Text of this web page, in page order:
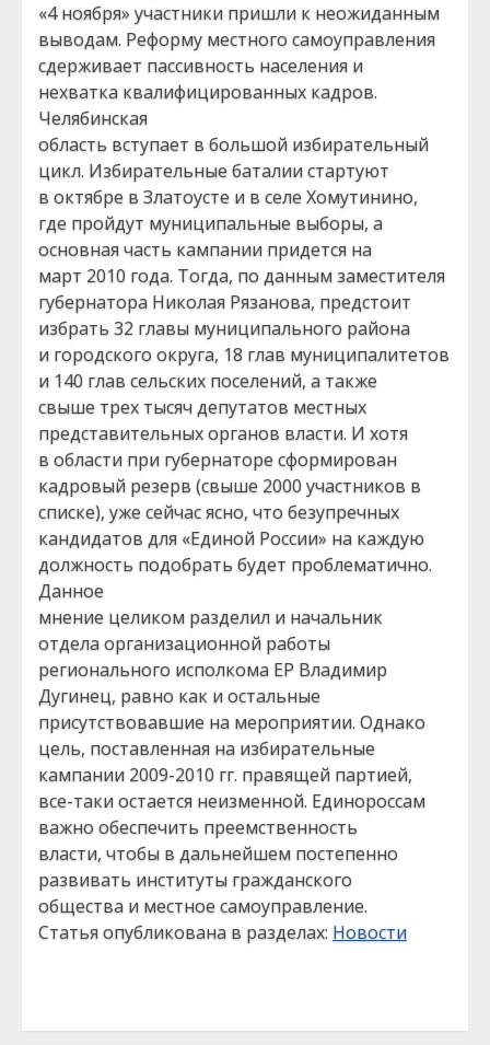
«4 ноября» участники пришли к неожиданным
выводам. Реформу местного самоуправления
сдерживает пассивность населения и
нехватка квалифицированных кадров.
Челябинская
область вступает в большой избирательный
цикл. Избирательные баталии стартуют
в октябре в Златоусте и в селе Хомутинино,
где пройдут муниципальные выборы, а
основная часть кампании придется на
март 2010 года. Тогда, по данным заместителя
губернатора Николая Рязанова, предстоит
избрать 32 главы муниципального района
и городского округа, 18 глав муниципалитетов
и 140 глав сельских поселений, а также
свыше трех тысяч депутатов местных
представительных органов власти. И хотя
в области при губернаторе сформирован
кадровый резерв (свыше 2000 участников в
списке), уже сейчас ясно, что безупречных
кандидатов для «Единой России» на каждую
должность подобрать будет проблематично.
Данное
мнение целиком разделил и начальник
отдела организационной работы
регионального исполкома ЕР Владимир
Дугинец, равно как и остальные
присутствовавшие на мероприятии. Однако
цель, поставленная на избирательные
кампании 2009-2010 гг. правящей партией,
все-таки остается неизменной. Единороссам
важно обеспечить преемственность
власти, чтобы в дальнейшем постепенно
развивать институты гражданского
общества и местное самоуправление.
Статья опубликована в разделах: Новости